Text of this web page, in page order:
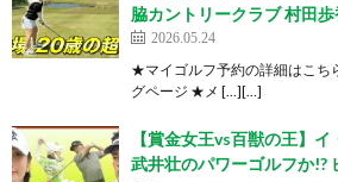
脇カントリークラブ 村田歩
2026.05.24
★マイゴルフ予約の詳細はこち
グページ ★メ […][…]
【賞金女王vs百獣の王】
武井壮のパワーゴルフか!?